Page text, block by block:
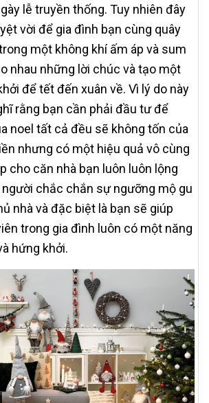
lễ truyền thống. Tuy nhiên đây
vời để gia đình bạn cùng quây
một không khí ấm áp và sum
nhau những lời chúc và tạo một
để tết đến xuân về. Vì lý do này
rằng bạn cần phải đầu tư để
noel tất cả đều sẽ không tốn của
nhưng có một hiệu quả vô cùng
cho căn nhà bạn luôn luôn lộng
người chắc chắn sự ngưỡng mộ gu
nhà và đặc biệt là bạn sẽ giúp
trong gia đình luôn có một năng
hứng khởi.